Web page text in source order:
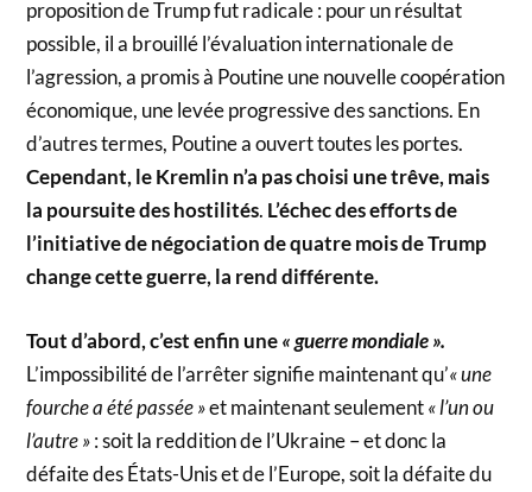
proposition de Trump fut radicale : pour un résultat
possible, il a brouillé l’évaluation internationale de
l’agression, a promis à Poutine une nouvelle coopération
économique, une levée progressive des sanctions. En
d’autres termes, Poutine a ouvert toutes les portes.
Cependant, le Kremlin n’a pas choisi une trêve, mais
la poursuite des hostilités. L’échec des efforts de
l’initiative de négociation de quatre mois de Trump
change cette guerre, la rend différente.
Tout d’abord, c’est enfin une« guerre mondiale ».
L’impossibilité de l’arrêter signifie maintenant qu’« une
fourche a été passée »et maintenant seulement« l’un ou
l’autre »: soit la reddition de l’Ukraine – et donc la
défaite des États-Unis et de l’Europe, soit la défaite du